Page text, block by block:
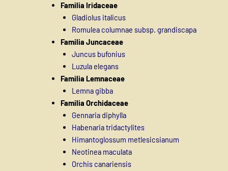
Familia Iridaceae
Gladiolus italicus
Romulea columnae subsp. grandiscapa
Familia Juncaceae
Juncus bufonius
Luzula elegans
Familia Lemnaceae
Lemna gibba
Familia Orchidaceae
Gennaria diphylla
Habenaria tridactylites
Himantoglossum metlesicsianum
Neotinea maculata
Orchis canariensis